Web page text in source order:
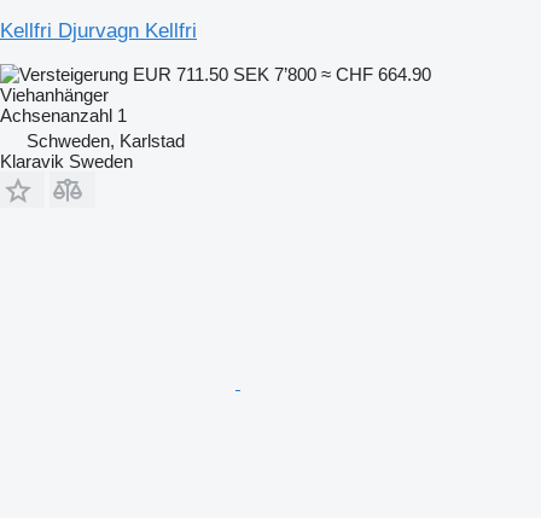
Kellfri Djurvagn Kellfri
EUR 711.50 SEK 7’800 ≈ CHF 664.90
Viehanhänger
Achsenanzahl 1
Schweden, Karlstad
Klaravik Sweden